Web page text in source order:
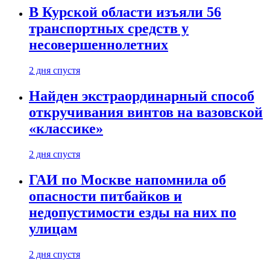
В Курской области изъяли 56
транспортных средств у
несовершеннолетних
2 дня спустя
Найден экстраординарный способ
откручивания винтов на вазовской
«классике»
2 дня спустя
ГАИ по Москве напомнила об
опасности питбайков и
недопустимости езды на них по
улицам
2 дня спустя